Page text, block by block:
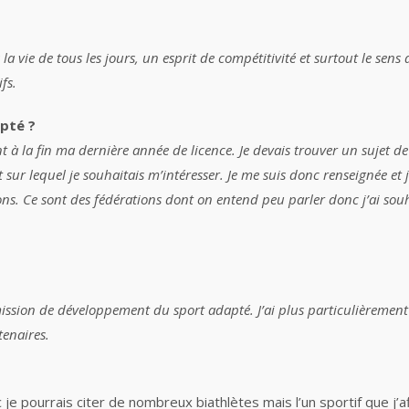
vie de tous les jours, un esprit de compétitivité et surtout le sens
?
à la fin ma dernière année de licence. Je devais trouver un sujet
lequel je souhaitais m’intéresser. Je me suis donc renseignée et
Ce sont des fédérations dont on entend peu parler donc j’ai
de développement du sport adapté. J’ai plus
pourrais citer de nombreux biathlètes mais l’un sportif que